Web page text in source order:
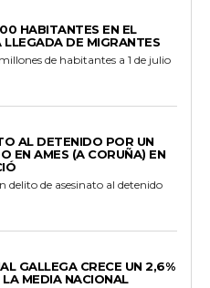
HABITANTES EN EL
DE MIGRANTES
de habitantes a 1 de julio
AL DETENIDO POR UN
EN AMES (A CORUÑA) EN
de asesinato al detenido
GALLEGA CRECE UN 2,6%
MEDIA NACIONAL